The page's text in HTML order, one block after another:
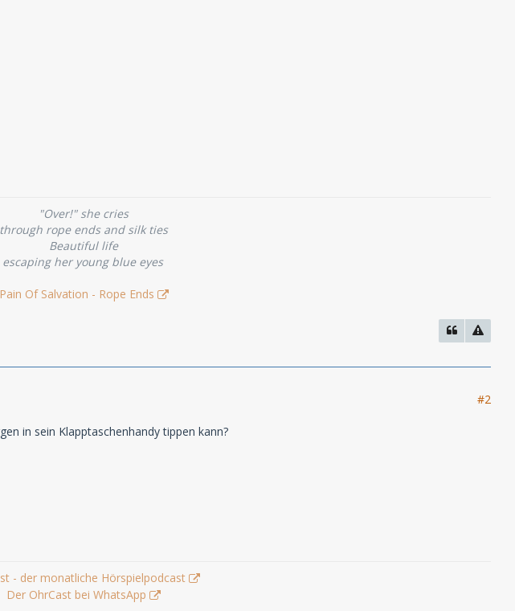
"Over!" she cries
through rope ends and silk ties
Beautiful life
escaping her young blue eyes
Pain Of Salvation - Rope Ends
#2
in sein Klapptaschenhandy tippen kann?
- der monatliche Hörspielpodcast
Der OhrCast bei WhatsApp